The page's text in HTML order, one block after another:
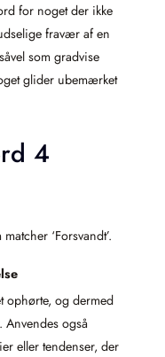
for noget der ikke
fravær af en
som gradvise
glider ubemærket
4
‘Forsvandt’.
ophørte, og dermed
også
eller tendenser, der